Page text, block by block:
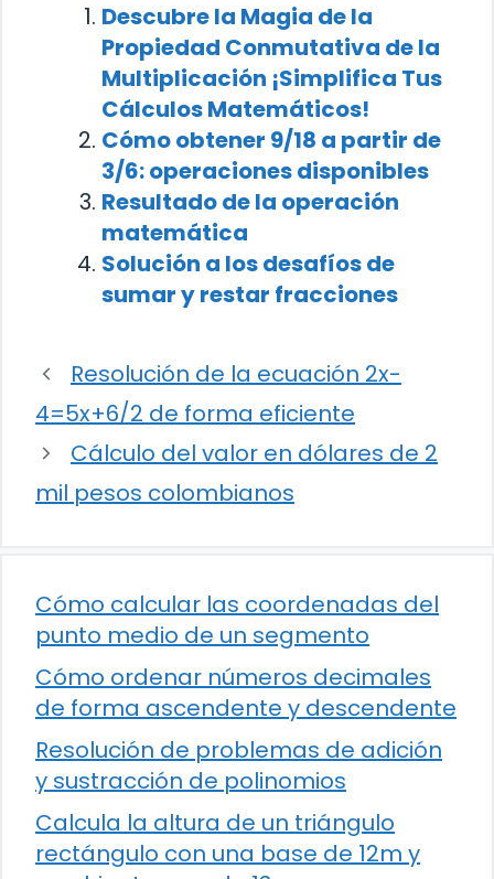
Descubre la Magia de la
Propiedad Conmutativa de la
Multiplicación ¡Simplifica Tus
Cálculos Matemáticos!
Cómo obtener 9/18 a partir de
3/6: operaciones disponibles
Resultado de la operación
matemática
Solución a los desafíos de
sumar y restar fracciones
Resolución de la ecuación 2x-
4=5x+6/2 de forma eficiente
Cálculo del valor en dólares de 2
mil pesos colombianos
Cómo calcular las coordenadas del
punto medio de un segmento
Cómo ordenar números decimales
de forma ascendente y descendente
Resolución de problemas de adición
y sustracción de polinomios
Calcula la altura de un triángulo
rectángulo con una base de 12m y